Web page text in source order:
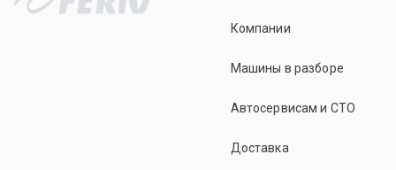
Компании
Машины в разборе
Автосервисам и СТО
Доставка